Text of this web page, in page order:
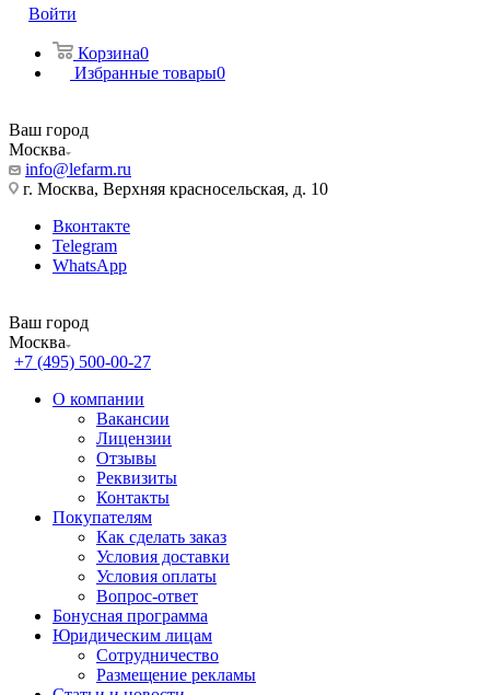
Войти
Корзина0
Избранные товары0
Ваш город
Москва
info@lefarm.ru
г. Москва, Верхняя красносельская, д. 10
Вконтакте
Telegram
WhatsApp
Ваш город
Москва
+7 (495) 500-00-27
О компании
Вакансии
Лицензии
Отзывы
Реквизиты
Контакты
Покупателям
Как сделать заказ
Условия доставки
Условия оплаты
Вопрос-ответ
Бонусная программа
Юридическим лицам
Сотрудничество
Размещение рекламы